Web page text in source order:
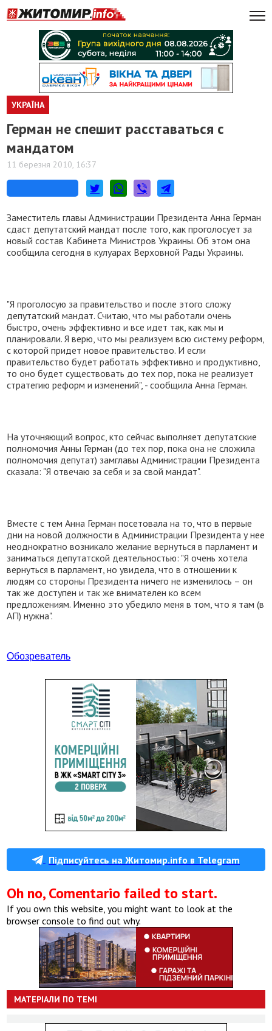
УКРАЇНА
Герман не спешит расставаться с
мандатом
11 березня 2010, 16:37
Заместитель главы Администрации Президента Анна Герман
сдаст депутатский мандат после того, как проголосует за
новый состав Кабинета Министров Украины. Об этом она
сообщила сегодня в кулуарах Верховной Рады Украины.
"Я проголосую за правительство и после этого сложу
депутатский мандат. Считаю, что мы работали очень
быстро, очень эффективно и все идет так, как мы и
планировали. Я верю, что мы реализуем всю систему реформ,
с которой придет новое правительство. И если
правительство будет работать эффективно и продуктивно,
то оно будет существовать до тех пор, пока не реализует
стратегию реформ и изменений", - сообщила Анна Герман.
На уточняющий вопрос, кто сейчас выполняет депутатские
полномочия Анны Герман (до тех пор, пока она не сложила
полномочия депутат) замглавы Администрации Президента
сказала: "Я отвечаю за себя и за свой мандат".
Вместе с тем Анна Герман посетовала на то, что в первые
дни на новой должности в Администрации Президента у нее
неоднократно возникало желание вернуться в парламент и
заниматься депутатской деятельностью: "Я очень хотела
вернуться в парламент, но увидела, что в отношении к
людям со стороны Президента ничего не изменилось – он
так же доступен и так же внимателен ко всем
предложениям. Именно это убедило меня в том, что я там (в
АП) нужна".
Обозреватель
Підписуйтесь на Житомир.info в Telegram
Oh no, Comentario failed to start.
If you own this website, you might want to look at the
browser console to find out why.
МАТЕРІАЛИ ПО ТЕМІ